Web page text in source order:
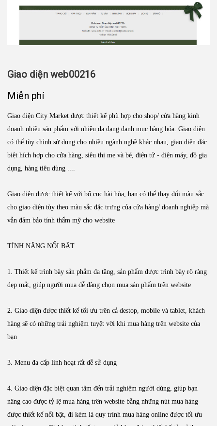
Giao diện web00216
Miễn phí
Giao diện City Market được thiết kế phù hợp cho shop/ cửa hàng kinh
doanh nhiều sản phẩm với nhiều đa dạng danh mục hàng hóa. Giao diện
có thể tùy chỉnh sử dụng cho nhiều ngành nghề khác nhau, giao diện đặc
biệt hích hợp cho cửa hàng, siêu thị mẹ và bé, điện tử - điện máy, đồ gia
dụng, hàng tiêu dùng ....
Giao diện được thiết kế với bố cục hài hòa, bạn có thể thay đổi màu sắc
cho giao diện tùy theo màu sắc đặc trưng của cửa hàng/ doanh nghiệp mà
vẫn đảm bảo tính thẩm mỹ cho website
TÍNH NĂNG NỔI BẬT
1. Thiết kế trình bày sản phẩm đa tầng, sản phẩm được trình bày rõ ràng
đẹp mắt, giúp người mua dễ dàng chọn mua sản phẩm trên website
2. Giao diện được thiết kế tối ưu trên cả destop, mobile và tablet, khách
hàng sẽ có những trải nghiệm tuyệt vời khi mua hàng trên website của
bạn
3. Menu đa cấp linh hoạt rất dễ sử dụng
4. Giao diện đặc biệt quan tâm đến trải nghiệm người dùng, giúp bạn
nâng cao được tỷ lệ mua hàng trên website bằng những nút mua hàng
được thiết kế nổi bật, đi kèm là quy trình mua hàng online được tối ưu